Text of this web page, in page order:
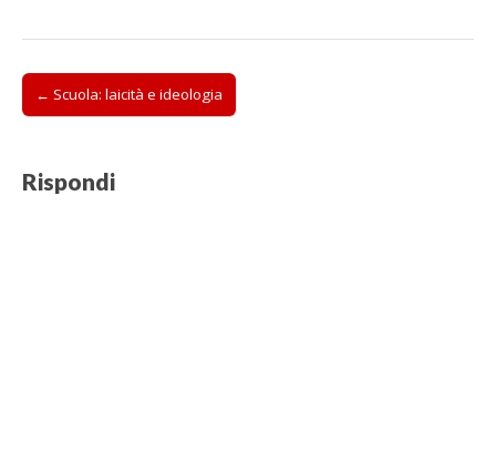
Post
navigation
← Scuola: laicità e ideologia
Rispondi